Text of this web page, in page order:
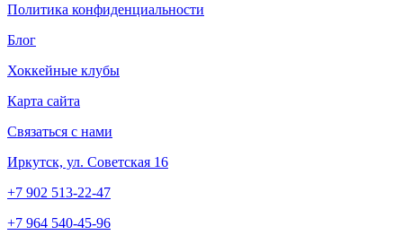
Политика конфиденциальности
Блог
Хоккейные клубы
Карта сайта
Связаться с нами
Иркутск, ул. Советская 16
+7 902 513-22-47
+7 964 540-45-96